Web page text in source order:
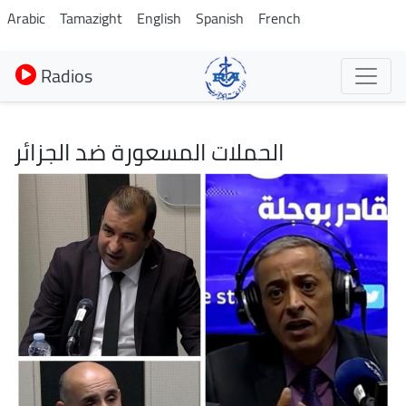
Aller
au
contenu
principal
Arabic Tamazight English Spanish French
Radios
الحملات المسعورة ضد الجزائر
Image